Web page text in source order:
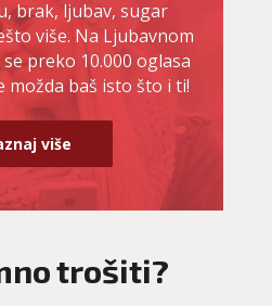
brak, ljubav, sugar
više. Na Ljubavnom
preko 10.000 oglasa
možda baš isto što i ti!
više
trošiti?